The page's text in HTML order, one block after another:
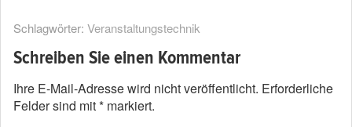
Schlagwörter: Veranstaltungstechnik
Schreiben Sie einen Kommentar
Ihre E-Mail-Adresse wird nicht veröffentlicht. Erforderliche
Felder sind mit* markiert.